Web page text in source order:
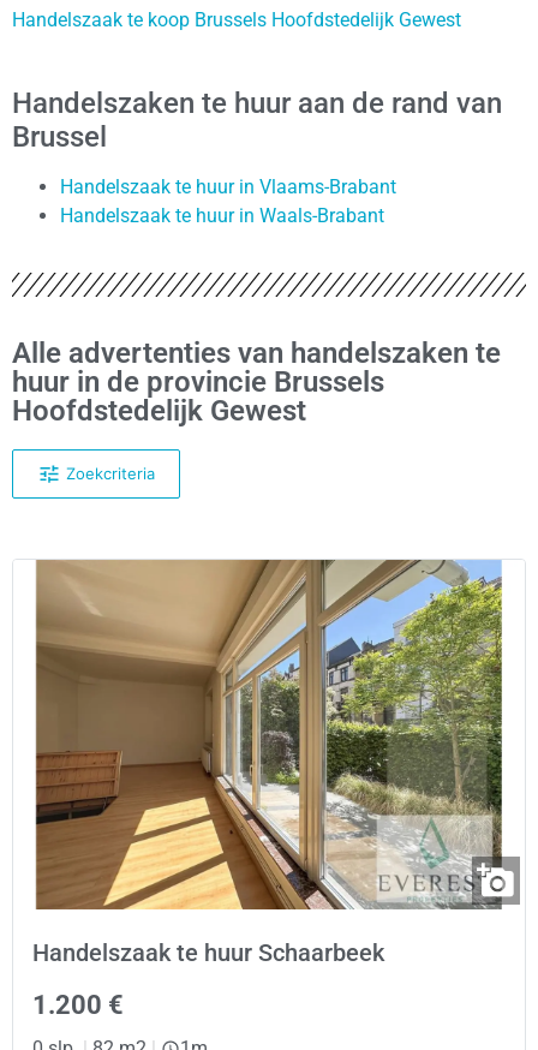
Handelszaak te koop Brussels Hoofdstedelijk Gewest
Handelszaken te huur aan de rand van
Brussel
Handelszaak te huur in Vlaams-Brabant
Handelszaak te huur in Waals-Brabant
Alle advertenties van handelszaken te
huur in de provincie Brussels
Hoofdstedelijk Gewest
Zoekcriteria
Handelszaak te huur Schaarbeek
1.200 €